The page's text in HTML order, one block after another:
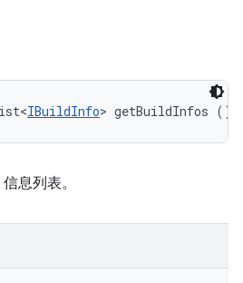
IBuildInfo> getBuildInfos ()
息列表。